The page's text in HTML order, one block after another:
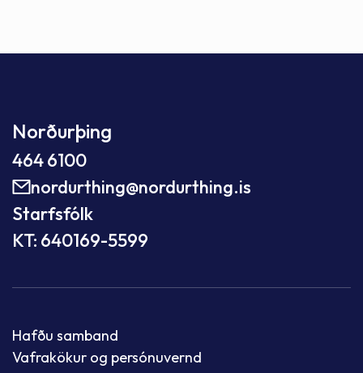
Norðurþing
464 6100
nordurthing@nordurthing.is
Starfsfólk
KT: 640169-5599
Hafðu samband
Vafrakökur og persónuvernd